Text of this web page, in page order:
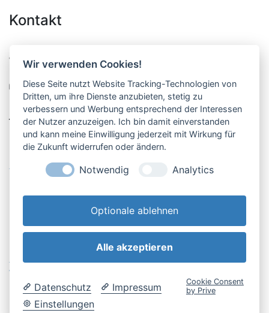
Kontakt
Pucher Straße 10, Fürstenfeldbruck
08141-12269
shop@englschalk.de
Öffnungszeiten
Anfahrt & Kontakt
Retouren-Portal
AGB & Kundeninfo
Widerrufsbelehrung
Datenschutzerklärung
Wir verwenden Cookies!
Diese Seite nutzt Website Tracking-Technologien von
Dritten, um ihre Dienste anzubieten, stetig zu
verbessern und Werbung entsprechend der Interessen
der Nutzer anzuzeigen. Ich bin damit einverstanden
und kann meine Einwilligung jederzeit mit Wirkung für
die Zukunft widerrufen oder ändern.
Notwendig Analytics
Optionale ablehnen
Alle akzeptieren
Datenschutz
Impressum
Einstellungen
Cookie Consent
by Prive